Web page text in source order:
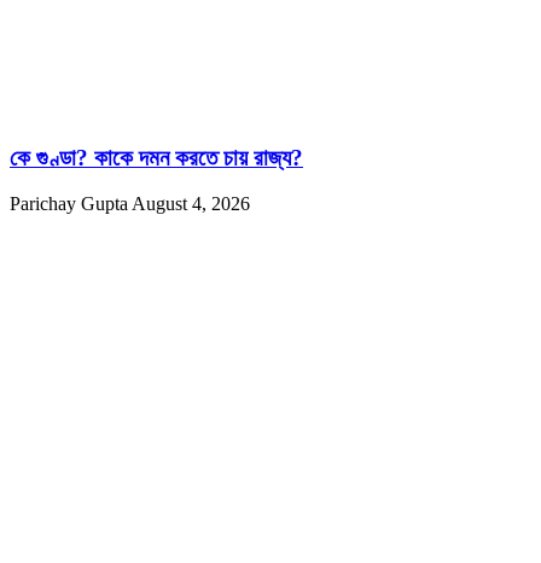
কে গুণ্ডা? কাকে দমন করতে চায় রাজ্য?
Parichay Gupta August 4, 2026